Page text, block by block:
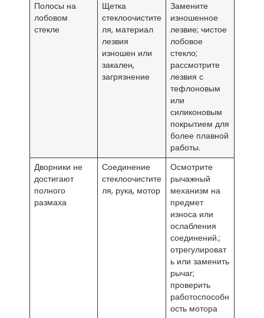
Полосы на
лобовом
стекле
Щетка
стеклоочистите
ля, материал
лезвия
изношен или
закален,
загрязнение
Замените
изношенное
лезвие; чистое
лобовое
стекло;
рассмотрите
лезвия с
тефлоновым
или
силиконовым
покрытием для
более плавной
работы.
Дворники не
достигают
полного
размаха
Соединение
стеклоочистите
ля, рука, мотор
Осмотрите
рычажный
механизм на
предмет
износа или
ослабления
соединений.;
отрегулироват
ь или заменить
рычаг;
проверить
работоспособн
ость мотора